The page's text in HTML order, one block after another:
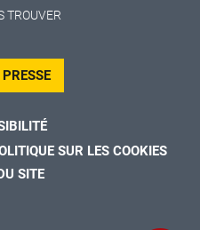
TROUVER
SUR LES COOKIES
SITE